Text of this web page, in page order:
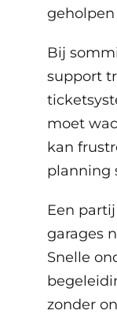
Bij
support
moet
kan
planning
Een
garages
Snelle
zonder